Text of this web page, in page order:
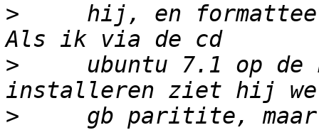
>
hij, en
>
ubuntu 7.1 op de
>
gb paritite,